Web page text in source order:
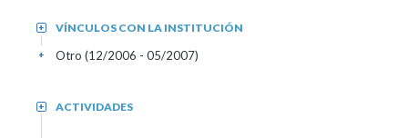
VÍNCULOS CON LA INSTITUCIÓN
+
Otro (12/2006 - 05/2007)
+
ACTIVIDADES
+